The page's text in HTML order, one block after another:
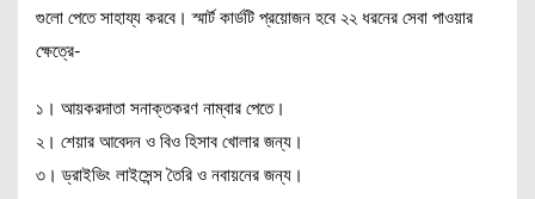
গুলো পেতে সাহায্য করবে। স্মার্ট কার্ডটি প্রয়োজন হবে ২২ ধরনের সেবা পাওয়ার
ক্ষেত্রে-
১। আয়করদাতা সনাক্তকরণ নাম্বার পেতে।
২। শেয়ার আবেদন ও বিও হিসাব খোলার জন্য।
৩। ড্রাইভিং লাইসেন্স তৈরি ও নবায়নের জন্য।